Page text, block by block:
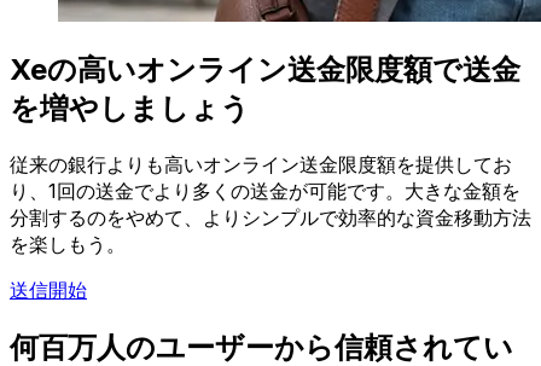
Xeの高いオンライン送金限度額で送金
を増やしましょう
従来の銀行よりも高いオンライン送金限度額を提供してお
り、1回の送金でより多くの送金が可能です。大きな金額を
分割するのをやめて、よりシンプルで効率的な資金移動方法
を楽しもう。
送信開始
何百万人のユーザーから信頼されてい